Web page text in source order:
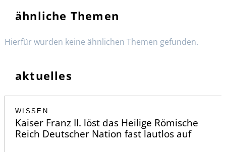
ähnliche Themen
Hierfür wurden keine ähnlichen Themen gefunden.
aktuelles
WISSEN
Kaiser Franz II. löst das Heilige Römische
Reich Deutscher Nation fast lautlos auf